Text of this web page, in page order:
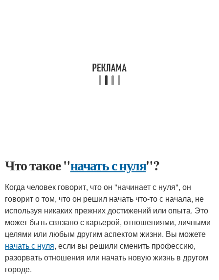
Что такое "начать с нуля"?
Когда человек говорит, что он "начинает с нуля", он
говорит о том, что он решил начать что-то с начала, не
используя никаких прежних достижений или опыта. Это
может быть связано с карьерой, отношениями, личными
целями или любым другим аспектом жизни. Вы можете
начать с нуля, если вы решили сменить профессию,
разорвать отношения или начать новую жизнь в другом
городе.